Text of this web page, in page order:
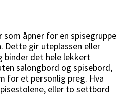
som åpner for en spisegruppe
Dette gir uteplassen eller
binder det hele lekkert
salongbord og spisebord,
for et personlig preg. Hva
eller to settbord